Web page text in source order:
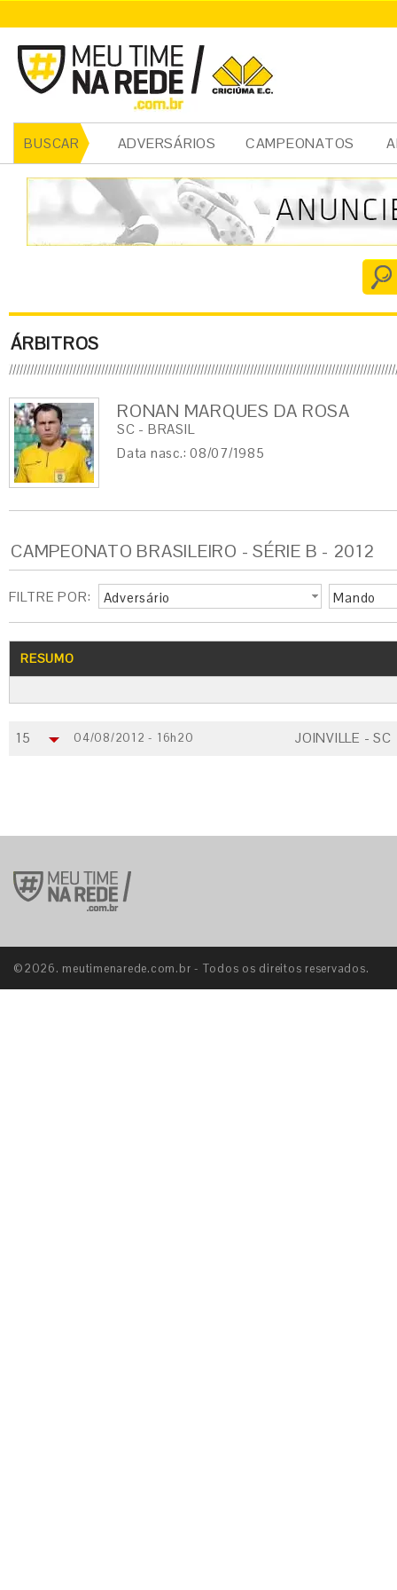
BUSCAR ADVERSÁRIOS CAMPEONATOS
ÁRBITROS
RONAN MARQUES DA ROSA
SC - BRASIL
Data nasc.: 08/07/1985
CAMPEONATO BRASILEIRO - SÉRIE B - 2012
FILTRE POR: Adversário Mando
RESUMO
15 04/08/2012 - 16h20 JOINVILLE - SC
©2026. meutimenarede.com.br - Todos os direitos reservados.